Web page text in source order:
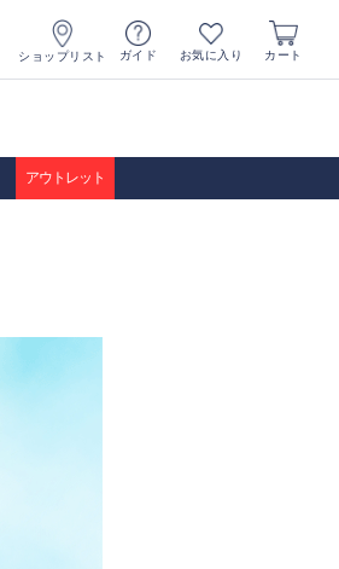
ショップリスト ガイド お気に入り カート
アウトレット